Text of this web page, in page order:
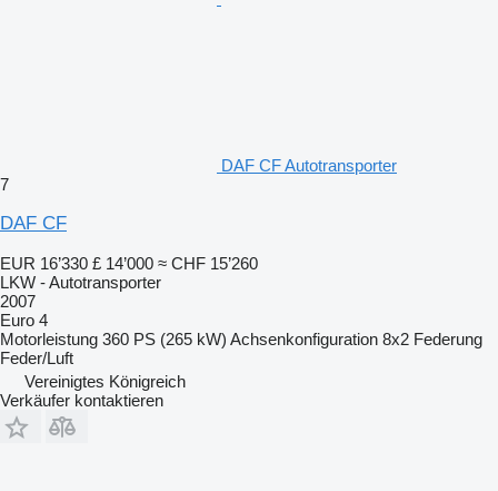
DAF CF Autotransporter
7
DAF CF
EUR 16’330 £ 14’000 ≈ CHF 15’260
LKW - Autotransporter
2007
Euro 4
Motorleistung 360 PS (265 kW) Achsenkonfiguration 8x2 Federung
Feder/Luft
Vereinigtes Königreich
Verkäufer kontaktieren